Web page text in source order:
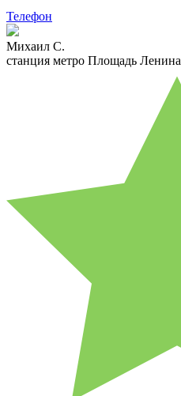
Телефон
Михаил С.
станция метро Площадь Ленина